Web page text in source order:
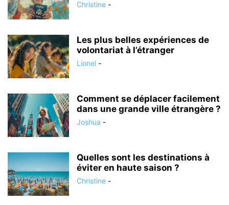
Christine -
Les plus belles expériences de
volontariat à l’étranger
Lionel -
Comment se déplacer facilement
dans une grande ville étrangère ?
Joshua -
Quelles sont les destinations à
éviter en haute saison ?
Christine -